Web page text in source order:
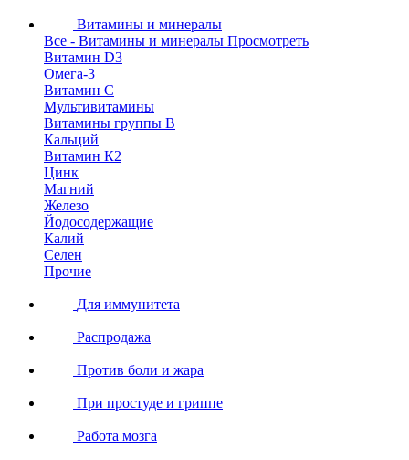
Витамины и минералы
Все - Витамины и минералы Просмотреть
Витамин D3
Омега-3
Витамин С
Мультивитамины
Витамины группы B
Кальций
Витамин К2
Цинк
Магний
Железо
Йодосодержащие
Калий
Селен
Прочие
Для иммунитета
Распродажа
Против боли и жара
При простуде и гриппе
Работа мозга